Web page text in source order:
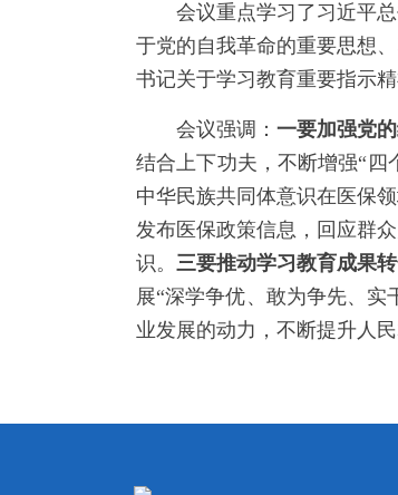
会议重点学习了习近平总
于党的自我革命的重要思想
书记关于学习教育重要指示
会议强调：一要加强党
结合上下功夫，不断增强“四
中华民族共同体意识在医保领
发布医保政策信息，回应群
识。 三要推动学习教育成果转
展“深学争优、敢为争先、
业发展的动力，不断提升人